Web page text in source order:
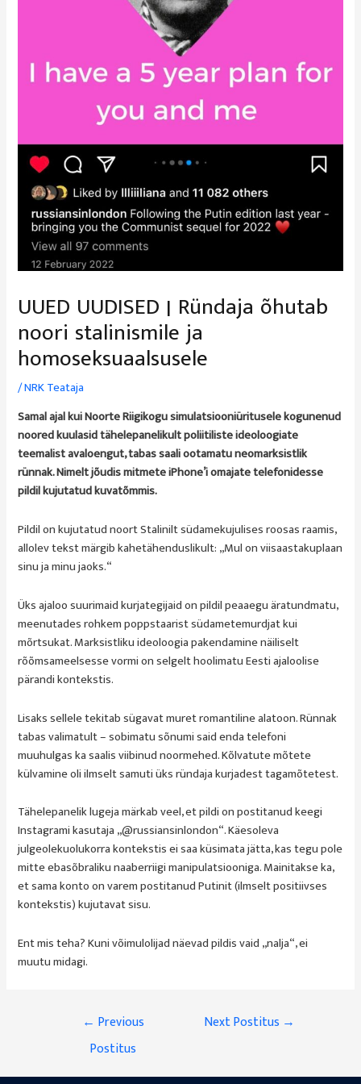
UUED UUDISED | Ründaja õhutab
noori stalinismile ja
homoseksuaalsusele
/NRK Teataja
Samal ajal kui Noorte Riigikogu simulatsiooniüritusele kogunenud
noored kuulasid tähelepanelikult poliitiliste ideoloogiate
teemalist avaloengut, tabas saali ootamatu neomarksistlik
rünnak. Nimelt jõudis mitmete iPhone’i omajate telefonidesse
pildil kujutatud kuvatõmmis.
Pildil on kujutatud noort Stalinilt südamekujulises roosas raamis,
allolev tekst märgib kahetähenduslikult: „Mul on viisaastakuplaan
sinu ja minu jaoks.“
Üks ajaloo suurimaid kurjategijaid on pildil peaaegu äratundmatu,
meenutades rohkem poppstaarist südametemurdjat kui
mõrtsukat. Marksistliku ideoloogia pakendamine näiliselt
rõõmsameelsesse vormi on selgelt hoolimatu Eesti ajaloolise
pärandi kontekstis.
Lisaks sellele tekitab sügavat muret romantiline alatoon. Rünnak
tabas valimatult – sobimatu sõnumi said enda telefoni
muuhulgas ka saalis viibinud noormehed. Kõlvatute mõtete
külvamine oli ilmselt samuti üks ründaja kurjadest tagamõtetest.
Tähelepanelik lugeja märkab veel, et pildi on postitanud keegi
Instagrami kasutaja „@russiansinlondon“. Käesoleva
julgeolekuolukorra kontekstis ei saa küsimata jätta, kas tegu pole
mitte ebasõbraliku naaberriigi manipulatsiooniga. Mainitakse ka,
et sama konto on varem postitanud Putinit (ilmselt positiivses
kontekstis) kujutavat sisu.
Ent mis teha? Kuni võimulolijad näevad pildis vaid „nalja“, ei
muutu midagi.
Navigeerimine
← Previous
Postitus
Next Postitus →